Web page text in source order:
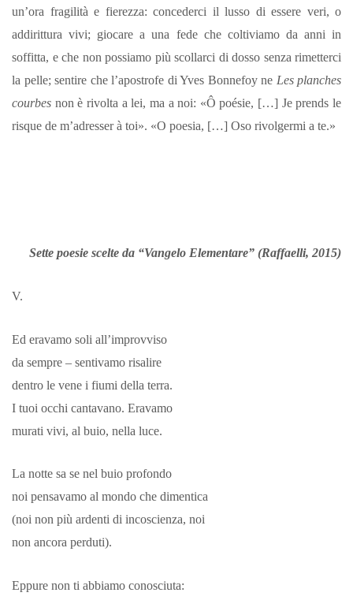
un’ora fragilità e fierezza: concederci il lusso di essere veri, o
addirittura vivi; giocare a una fede che coltiviamo da anni in
soffitta, e che non possiamo più scollarci di dosso senza rimetterci
la pelle; sentire che l’apostrofe di Yves Bonnefoy ne Les planches
courbes non è rivolta a lei, ma a noi: «Ô poésie, […] Je prends le
risque de m’adresser à toi». «O poesia, […] Oso rivolgermi a te.»
Sette poesie scelte da “Vangelo Elementare” (Raffaelli, 2015)
V.
Ed eravamo soli all’improvviso
da sempre – sentivamo risalire
dentro le vene i fiumi della terra.
I tuoi occhi cantavano. Eravamo
murati vivi, al buio, nella luce.
La notte sa se nel buio profondo
noi pensavamo al mondo che dimentica
(noi non più ardenti di incoscienza, noi
non ancora perduti).
Eppure non ti abbiamo conosciuta: